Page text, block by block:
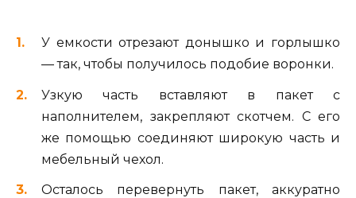
У емкости отрезают донышко и горлышко
— так, чтобы получилось подобие воронки.
Узкую часть вставляют в пакет с
наполнителем, закрепляют скотчем. С его
же помощью соединяют широкую часть и
мебельный чехол.
Осталось перевернуть пакет, аккуратно